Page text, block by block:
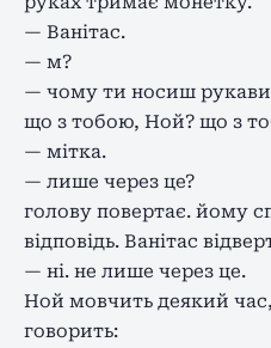
— Ванітас.
— м?
— чому ти носиш
що з тобою, Ной? що з
— мітка.
— лише через це?
голову повертає. йому
відповідь. Ванітас
— ні. не лише через це.
Ной мовчить деякий
говорить: